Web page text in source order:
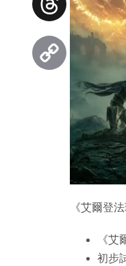
《艾爾登
《艾
初步
Threads
Copy
Link